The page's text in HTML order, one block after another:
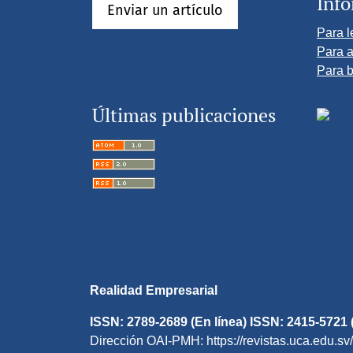
Enviar un artículo
Para
Para
Para
Últimas publicaciones
Realidad Empresarial
ISSN: 2789-2689 (En línea) ISSN: 2415-5721
Dirección OAI-PMH: https://